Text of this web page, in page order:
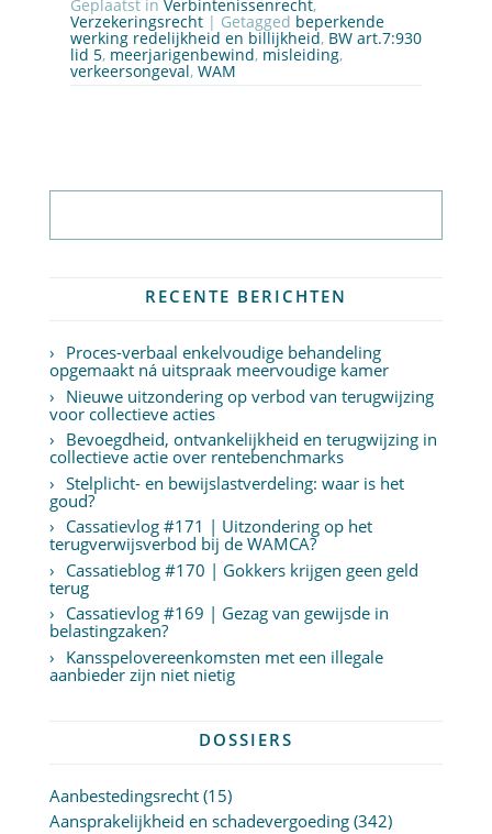
Geplaatst in Verbintenissenrecht,
Verzekeringsrecht | Getagged beperkende
werking redelijkheid en billijkheid, BW art.7:930
lid 5, meerjarigenbewind, misleiding,
verkeersongeval, WAM
RECENTE BERICHTEN
Proces-verbaal enkelvoudige behandeling
opgemaakt ná uitspraak meervoudige kamer
Nieuwe uitzondering op verbod van terugwijzing
voor collectieve acties
Bevoegdheid, ontvankelijkheid en terugwijzing in
collectieve actie over rentebenchmarks
Stelplicht- en bewijslastverdeling: waar is het
goud?
Cassatievlog #171 | Uitzondering op het
terugverwijsverbod bij de WAMCA?
Cassatieblog #170 | Gokkers krijgen geen geld
terug
Cassatievlog #169 | Gezag van gewijsde in
belastingzaken?
Kansspelovereenkomsten met een illegale
aanbieder zijn niet nietig
DOSSIERS
Aanbestedingsrecht(15)
Aansprakelijkheid en schadevergoeding(342)